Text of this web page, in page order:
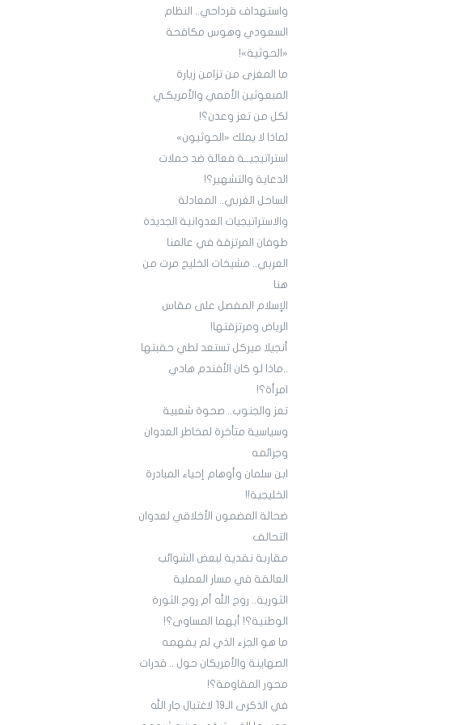
واستهداف قرداحي.. النظام
السعودي وهوس مكافحة
«الحوثية»!
ما المغزى من تزامن زيارة
المبعوثين الأممي والأمريكـي
لكل من تعز وعدن؟!
لماذا لا يملك «الحوثيون»
استراتيجيــة فعالة ضد حملات
الدعاية والتشهير؟!
الساحل الغربي.. المعادلة
والاستراتيجيات العدوانية الجديدة
طوفان المرتزقة في عالمنا
العربي.. مشيخات الخليج مرت من
هنا
الإسلام المفصل على مقاس
الرياض ومرتزقتها!
أنجيلا ميركل تستعد لطي حقبتها
..ماذا لو كان الأفندم هادي
امرأة؟!
تعز والجنوب.. صحوة شعبية
وسياسية متأخرة لمخاطر العدوان
وجرائمه
ابن سلمان وأوهام إحياء المبادرة
الخليجية!!
ضحالة المضمون الأخلاقي لعدوان
التحالف
مقاربة نقدية لبعض الشوائب
العالقة في مسار العملية
الثورية.. روح الله أم روح الثورة
الوطنية؟! أيهما المساوى؟!
ما هو الجزء الذي لم يفهمه
الصهاينة والأمريكان حول .. قدرات
محور المقاومة؟!
في الذكرى الـ19 لاغتيال جار الله